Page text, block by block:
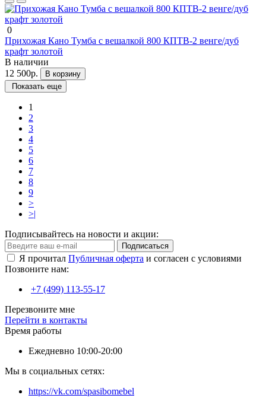
0
Прихожая Кано Тумба с вешалкой 800 КПТВ-2 венге/дуб
крафт золотой
В наличии
12 500р.
В корзину
Показать еще
1
2
3
4
5
6
7
8
9
>
>|
Подписывайтесь на новости и акции:
Подписаться
Я прочитал Публичная оферта и согласен с условиями
Позвоните нам:
+7 (499) 113-55-17
Перезвоните мне
Перейти в контакты
Время работы
Ежедневно 10:00-20:00
Мы в социальных сетях:
https://vk.com/spasibomebel